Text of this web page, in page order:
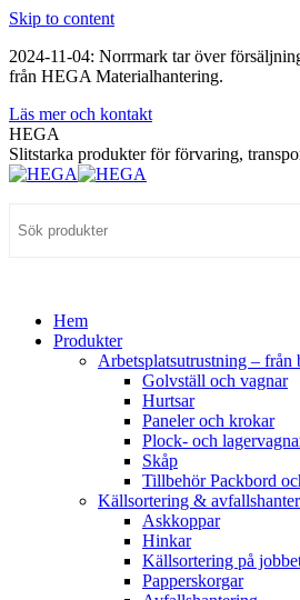
Skip to content
2024-11-04: Norrmark tar över
från HEGA Materialhantering.
Läs mer och kontakt
HEGA
Slitstarka produkter för förvaring,
Hem
Produkter
Arbetsplatsutrustning – från
Golvställ och vagnar
Hurtsar
Paneler och krokar
Plock- och
Skåp
Tillbehör Packbord
Källsortering &
Askkoppar
Hinkar
Källsortering på
Papperskorgar